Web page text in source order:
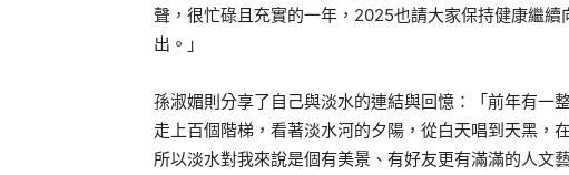
聲，很忙碌且充實的一年，2025也請大家保持健康繼
出。」
孫淑媚則分享了自己與淡水的連結與回憶：「前年有一
走上百個階梯，看著淡水河的夕陽，從白天唱到天黑，
所以淡水對我來說是個有美景、有好友更有滿滿的人文